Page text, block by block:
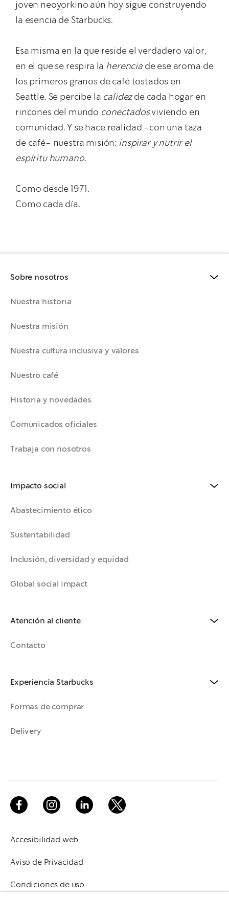
joven neoyorkino aún hoy sigue construyendo
la esencia de Starbucks.
Esa misma en la que reside el verdadero valor,
en el que se respira la herenciade ese aroma de
los primeros granos de café tostados en
Seattle. Se percibe la calidezde cada hogar en
rincones del mundo conectadosviviendo en
comunidad. Y se hace realidad -con una taza
de café- nuestra misión: inspirar y nutrir el
espíritu humano.
Como desde 1971.
Como cada día.
Sobre nosotros
Nuestra historia
Nuestra misión
Nuestra cultura inclusiva y valores
Nuestro café
Historia y novedades
Comunicados oficiales
Trabaja con nosotros
Impacto social
Abastecimiento ético
Sustentabilidad
Inclusión, diversidad y equidad
Global social impact
Atención al cliente
Contacto
Experiencia Starbucks
Formas de comprar
Delivery
Accesibilidad web
Aviso de Privacidad
Condiciones de uso